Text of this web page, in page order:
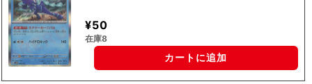
¥50
在庫8
カートに追加